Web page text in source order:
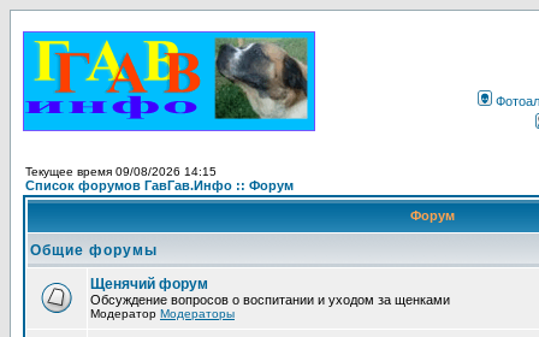
Текущее время 09/08/2026 14:15
Список форумов ГавГав.Инфо :: Форум
Форум
Общие форумы
Щенячий форум
Обсуждение вопросов о воспитании и уходом за щенками
Модератор Модераторы